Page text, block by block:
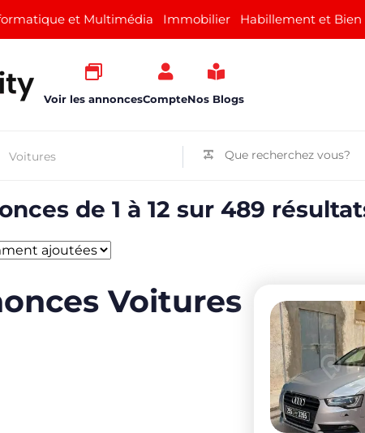
et Multimédia Immobilier Habillement et Bien
Voir les annoncesCompteNos Blogs
de 1 à 12 sur 489
Voitures